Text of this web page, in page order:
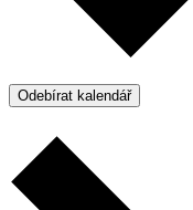
Odebírat kalendář